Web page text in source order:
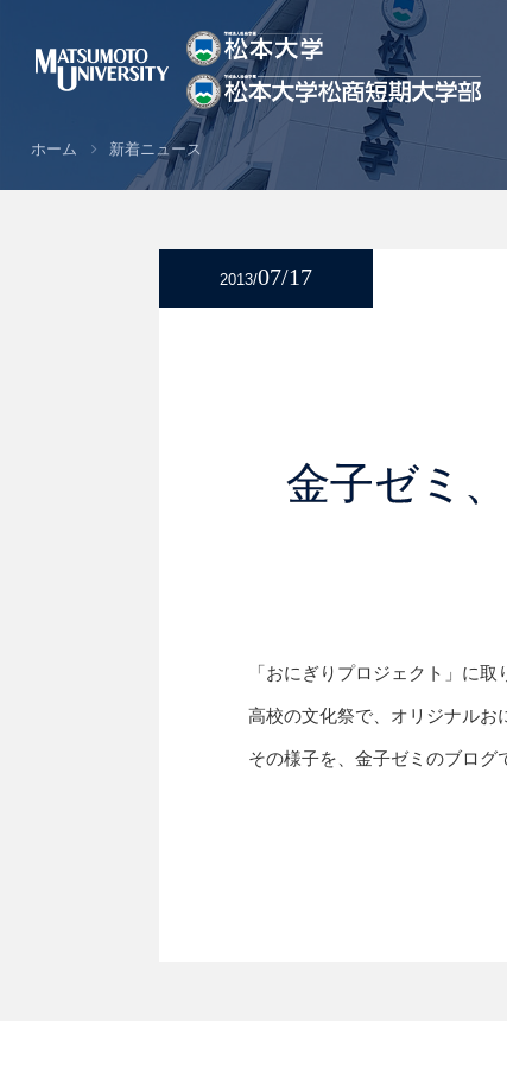
ホーム 新着ニュース
2013/07/17
金子ゼミ
「おにぎりプロジェクト」に
高校の文化祭で、オリジナルお
その様子を、金子ゼミのブログ